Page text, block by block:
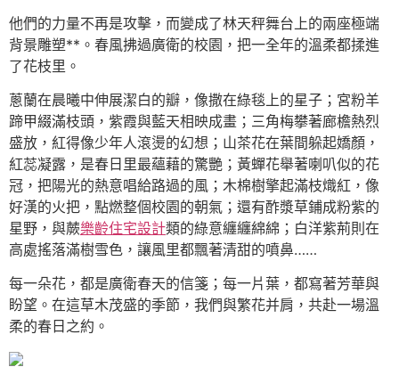
他們的力量不再是攻擊，而變成了林天秤舞台上的兩座極端
背景雕塑**。春風拂過廣衛的校園，把一全年的溫柔都揉進
了花枝里。
蔥蘭在晨曦中伸展潔白的瓣，像撒在綠毯上的星子；宮粉羊
蹄甲綴滿枝頭，紫霞與藍天相映成畫；三角梅攀著廊檐熱烈
盛放，紅得像少年人滾燙的幻想；山茶花在葉間躲起嬌顏，
紅蕊凝露，是春日里最蘊藉的驚艷；黃蟬花舉著喇叭似的花
冠，把陽光的熱意唱給路過的風；木棉樹擎起滿枝熾紅，像
好漢的火把，點燃整個校園的朝氣；還有酢漿草鋪成粉紫的
星野，與蕨樂齡住宅設計類的綠意纏纏綿綿；白洋紫荊則在
高處搖落滿樹雪色，讓風里都飄著清甜的噴鼻……
每一朵花，都是廣衛春天的信箋；每一片葉，都寫著芳華與
盼望。在這草木茂盛的季節，我們與繁花并肩，共赴一場溫
柔的春日之約。